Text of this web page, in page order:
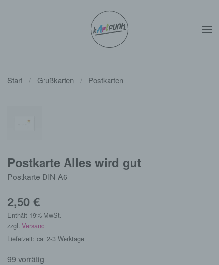
Zum Hauptinhalt springen
Start Grußkarten Postkarten
Postkarte Alles wird gut
Postkarte DIN A6
2,50 €
Enthält 19% MwSt.
zzgl. Versand
Lieferzeit: ca. 2-3 Werktage
99 vorrätig